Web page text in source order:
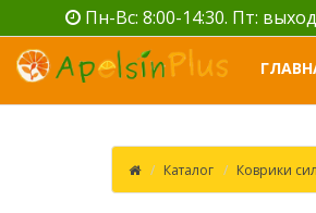
Пн-Вс: 8:00-14:30. Пт:
Каталог Коврики